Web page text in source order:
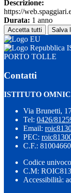
Descrizione:
https://
Durata: 1 anno
Accetta tutti Salva
PORTO TOLLE
Contatti
ISTITUTO
Via Brunetti,
Tel: 0426/
Email:
PEC:
C.F.:
Codice
C.M:
Accessibilità: